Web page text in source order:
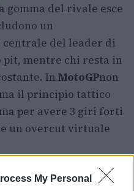
My Personal
del rivale esce
un
del leader di
pit, mentre chi resta in
In MotoGPnon
il principio tattico
per avere 3 giri forti
un overcut virtuale
le strategie di